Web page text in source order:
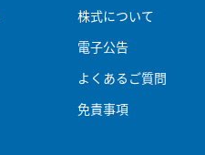
株式について
電子公告
よくあるご質問
免責事項